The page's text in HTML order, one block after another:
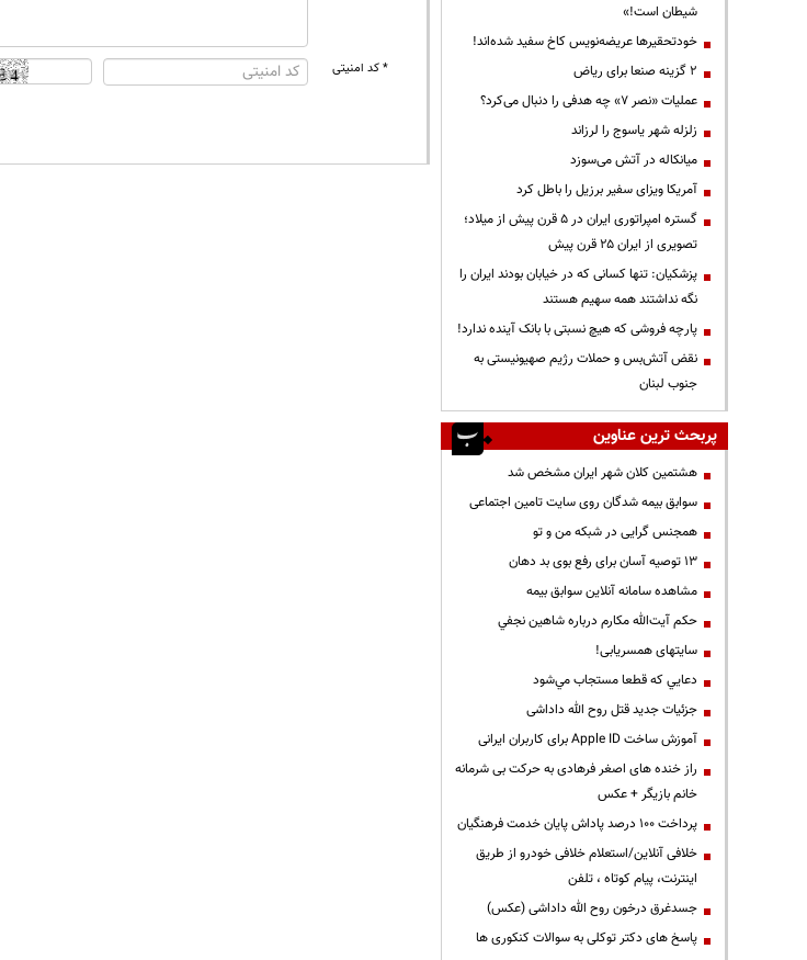
* کد امنیتی
شیطان است!»
خودتحقیرها عریضه‌نویس کاخ سفید شده‌اند!
۲ گزینه صنعا برای ریاض
عملیات «نصر ۷» چه هدفی را دنبال می‌کرد؟
زلزله شهر یاسوج را لرزاند
میانکاله در آتش می‌سوزد
آمریکا ویزای سفیر برزیل را باطل کرد
گستره امپراتوری ایران در ۵ قرن پیش از میلاد؛
تصویری از ایران ۲۵ قرن پیش
پزشکیان: تنها کسانی که در خیابان بودند ایران را
نگه نداشتند همه سهیم هستند
پارچه فروشی که هیچ نسبتی با بانک آینده ندارد!
نقض آتش‌بس و حملات رژیم صهیونیستی به
جنوب لبنان
پربحث ترین عناوین
هشتمین کلان شهر ایران مشخص شد
سوابق بیمه شدگان روی سایت تامین اجتماعی
همجنس گرایی در شبکه من و تو
13 توصیه آسان برای رفع بوی بد دهان
مشاهده سامانه آنلاين سوابق بیمه
حكم آيت‌الله مكارم درباره شاهين نجفي
سایتهای همسریابی!
دعايي كه قطعا مستجاب مي‌شود
جزئیات جدید قتل روح الله داداشی
آموزش ساخت Apple ID برای کاربران ایرانی
راز خنده های اصغر فرهادی به حرکت بی شرمانه
خانم بازیگر + عکس
پرداخت ۱۰۰ درصد پاداش پایان خدمت فرهنگیان
خلافی آنلاین/استعلام خلافی خودرو از طریق
اینترنت، پیام کوتاه ، تلفن
جسدغرق درخون روح الله داداشی (عکس)
پاسخ های دکتر توکلی به سوالات کنکوری ها